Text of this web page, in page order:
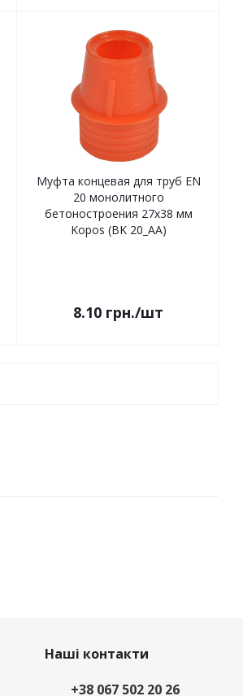
Муфта концевая для труб EN
20 монолитного
бетоностроения 27х38 мм
Kopos (BK 20_AA)
8.10 грн./шт
Наші контакти
+38 067 502 20 26